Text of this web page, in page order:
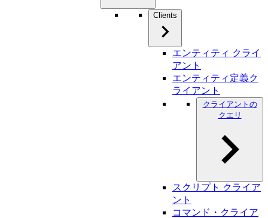
Clients
エンティティ クライ
アント
エンティティ定義ク
ライアント
クライアントの
クエリ
スクリプト クライア
ント
コマンド・クライア